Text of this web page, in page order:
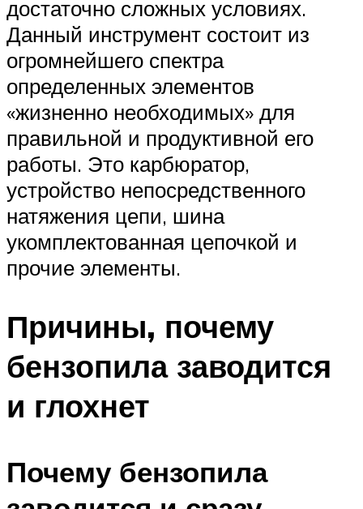
достаточно сложных условиях.
Данный инструмент состоит из
огромнейшего спектра
определенных элементов
«жизненно необходимых» для
правильной и продуктивной его
работы. Это карбюратор,
устройство непосредственного
натяжения цепи, шина
укомплектованная цепочкой и
прочие элементы.
Причины, почему
бензопила заводится
и глохнет
Почему бензопила